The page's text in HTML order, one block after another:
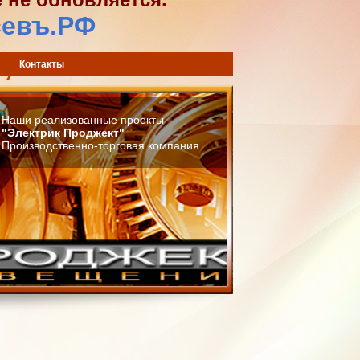
42-02
Контакты
Наши реализованные проекты
"Электрик Проджект"
Производственно-торговая компания